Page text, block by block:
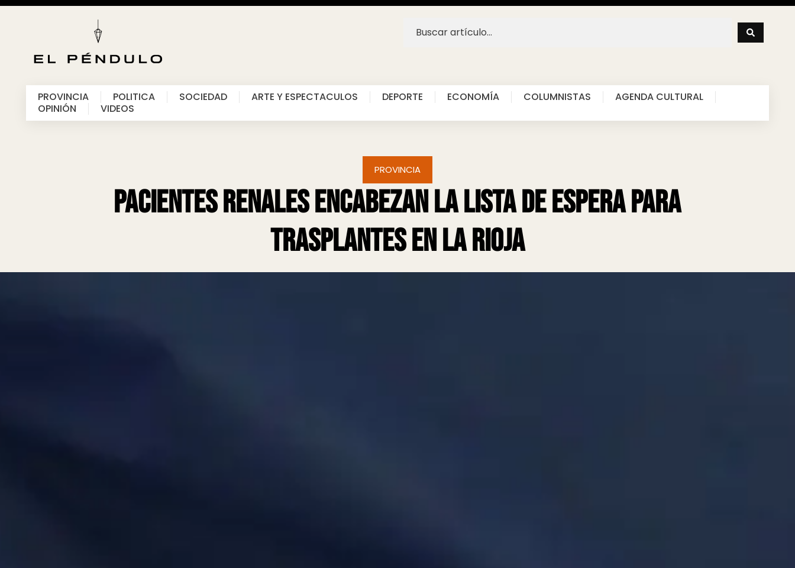
PROVINCIA POLITICA SOCIEDAD ARTE Y ESPECTACULOS DEPORTE ECONOMÍA COLUMNISTAS
AGENDA CULTURAL
OPINIÓN
VIDEOS
PROVINCIA
Pacientes renales encabezan la lista de espera para
trasplantes en La Rioja